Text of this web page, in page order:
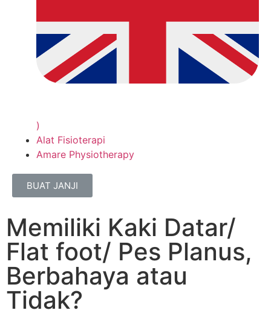
)
Alat Fisioterapi
Amare Physiotherapy
BUAT JANJI
Memiliki Kaki Datar/
Flat foot/ Pes Planus,
Berbahaya atau
Tidak?